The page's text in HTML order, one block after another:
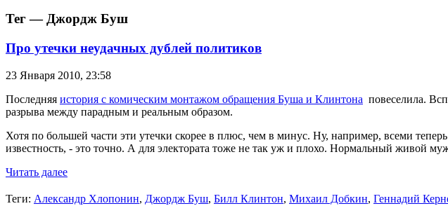
Тег — Джордж Буш
Про утечки неудачных дублей политиков
23 Января 2010, 23:58
Последняя история с комическим монтажом обращения Буша и Клинтона повеселила.
разрыва между парадным и реальным образом.
Хотя по большей части эти утечки скорее в плюс, чем в минус. Ну, например, всеми
известность, - это точно. А для электората тоже не так уж и плохо. Нормальный живой
Читать далее
Теги: Александр Хлопонин, Джордж Буш, Билл Клинтон, Михаил Добкин, Геннадий